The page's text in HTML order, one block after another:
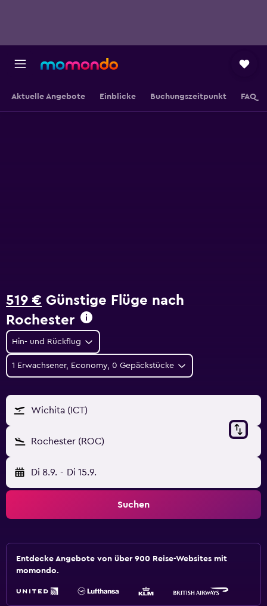
Aktuelle Angebote Einblicke Buchungszeitpunkt FAQ
519 € Günstige Flüge nach
Rochester
Hin- und Rückflug
1 Erwachsener, Economy, 0 Gepäckstücke
Wichita (ICT)
Rochester (ROC)
Di 8.9. - Di 15.9.
Suchen
Entdecke Angebote von über 900 Reise-Websites mit
momondo.